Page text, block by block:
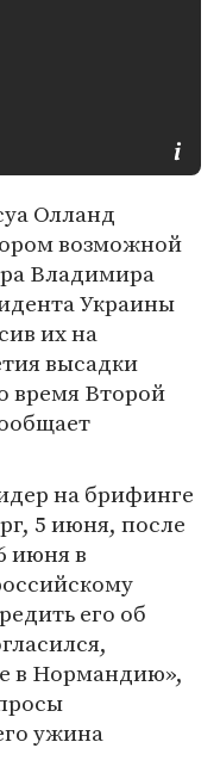
Олланд
возможной
Владимира
Украины
их на
высадки
время Второй
на брифинге
5 июня, после
июня в
его об
в Нормандию»,
ужина